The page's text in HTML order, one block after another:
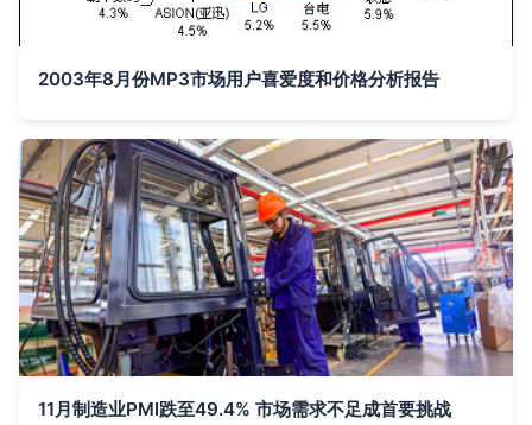
2003年8月份MP3市场用户喜爱度和价格分析报告
11月制造业PMI跌至49.4% 市场需求不足成首要挑战